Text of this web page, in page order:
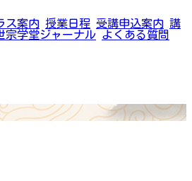
ス案内 授業日程 受講申込案内 講
宗学堂ジャーナル よくある質問